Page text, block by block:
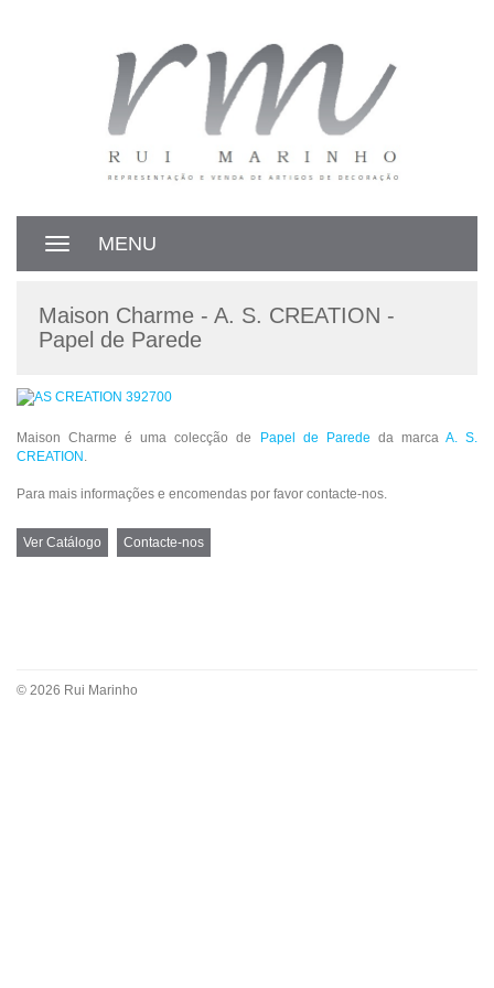
Toggle
MENU
Maison Charme - A. S. CREATION -
Papel de Parede
Maison Charme é uma colecção de Papel de Parede da marca A. S.
CREATION .
Para mais informações e encomendas por favor contacte-nos.
Ver Catálogo Contacte-nos
© 2026 Rui Marinho